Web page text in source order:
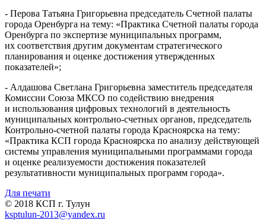
- Перова Татьяна Григорьевна председатель Счетной палаты
города Оренбурга на тему: «Практика Счетной палаты города
Оренбурга по экспертизе муниципальных программ,
их соответствия другим документам стратегического
планирования и оценке достижения утвержденных
показателей»;
- Алдашова Светлана Григорьевна заместитель председателя
Комиссии Союза МКСО по содействию внедрения
и использования цифровых технологий в деятельность
муниципальных контрольно-счетных органов, председатель
Контрольно-счетной палаты города Красноярска на тему:
«Практика КСП города Красноярска по анализу действующей
системы управления муниципальными программами города
и оценке реализуемости достижения показателей
результативности муниципальных программ города».
Для печати
© 2018 КСП г. Тулун
ksptulun-2013@yandex.ru